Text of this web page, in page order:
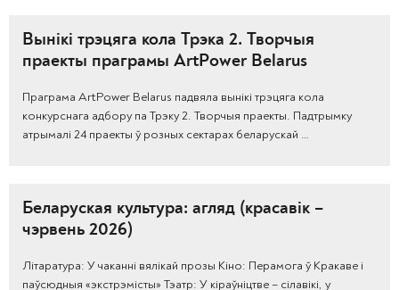
Вынікі трэцяга кола Трэка 2. Творчыя
праекты праграмы ArtPower Belarus
Праграма ArtPower Belarus падвяла вынікі трэцяга кола
конкурснага адбору па Трэку 2. Творчыя праекты. Падтрымку
атрымалі 24 праекты ў розных сектарах беларускай …
Беларуская культура: агляд (красавік –
чэрвень 2026)
Літаратура: У чаканні вялікай прозы Кіно: Перамога ў Кракаве і
паўсюдныя «экстрэмісты» Тэатр: У кіраўніцтве – сілавікі, у